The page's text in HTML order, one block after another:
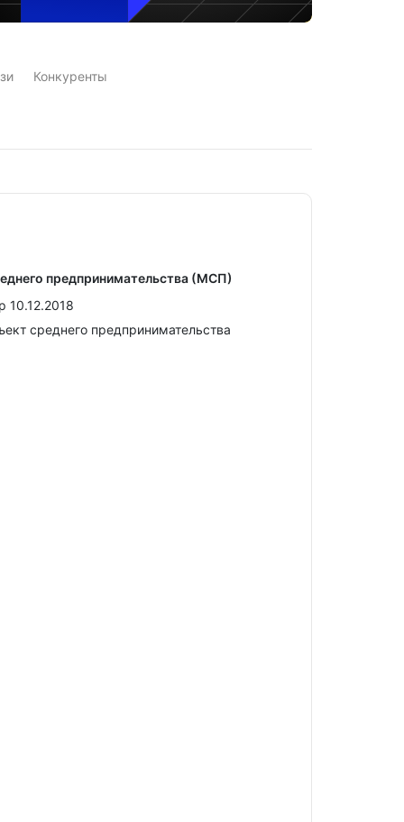
Конкуренты
предпринимательства (МСП)
10.12.2018
среднего предпринимательства